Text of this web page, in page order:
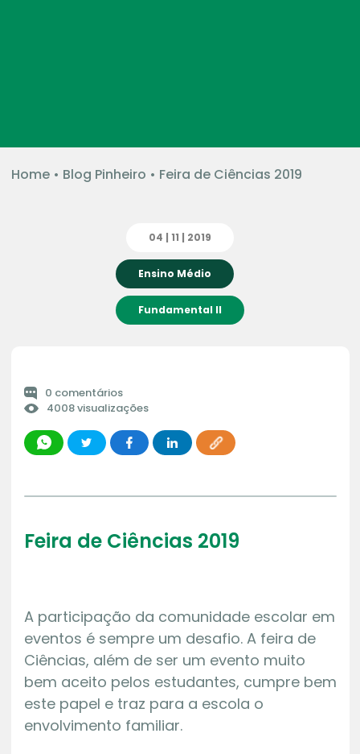
Home• Blog Pinheiro • Feira de Ciências 2019
04 | 11 | 2019
Ensino Médio
Fundamental II
0 comentários
4008 visualizações
Feira de Ciências 2019
A participação da comunidade escolar em
eventos é sempre um desafio. A feira de
Ciências, além de ser um evento muito
bem aceito pelos estudantes, cumpre bem
este papel e traz para a escola o
envolvimento familiar.